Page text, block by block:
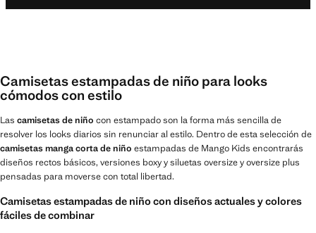
Camisetas estampadas de niño para looks
cómodos con estilo
Las camisetas de niño con estampado son la forma más sencilla de
resolver los looks diarios sin renunciar al estilo. Dentro de esta selección de
camisetas manga corta de niño estampadas de Mango Kids encontrarás
diseños rectos básicos, versiones boxy y siluetas oversize y oversize plus
pensadas para moverse con total libertad.
Camisetas estampadas de niño con diseños actuales y colores
fáciles de combinar